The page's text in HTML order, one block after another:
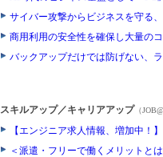
サイバー攻撃からビジネスを守る
商用利用の安全性を確保し大量の
バックアップだけでは防げない、
スキルアップ／キャリアアップ （
【エンジニア求人情報、増加中！
＜派遣・フリーで働くメリットと